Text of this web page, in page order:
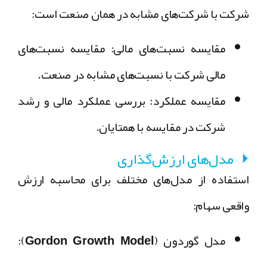
شرکت با شرکت‌های مشابه در همان صنعت است:
مقایسه نسبت‌های مالی:مقایسه نسبت‌های
مالی شرکت با نسبت‌های مشابه در صنعت.
مقایسه عملکرد:بررسی عملکرد مالی و رشد
شرکت در مقایسه با همتایان.
مدل‌های ارزش‌گذاری
استفاده از مدل‌های مختلف برای محاسبه ارزش
واقعی سهام:
مدل گوردون (Gordon Growth Model):